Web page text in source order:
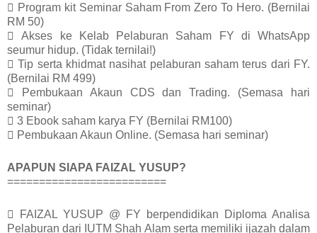
 Program kit Seminar Saham From Zero To Hero. (Bernilai
RM 50)
 Akses ke Kelab Pelaburan Saham FY di WhatsApp
seumur hidup. (Tidak ternilai!)
 Tip serta khidmat nasihat pelaburan saham terus dari FY.
(Bernilai RM 499)
 Pembukaan Akaun CDS dan Trading. (Semasa hari
seminar)
 3 Ebook saham karya FY (Bernilai RM100)
 Pembukaan Akaun Online. (Semasa hari seminar)
APAPUN SIAPA FAIZAL YUSUP?
=========================
 FAIZAL YUSUP @ FY berpendidikan Diploma Analisa
Pelaburan dari IUTM Shah Alam serta memiliki ijazah dalam